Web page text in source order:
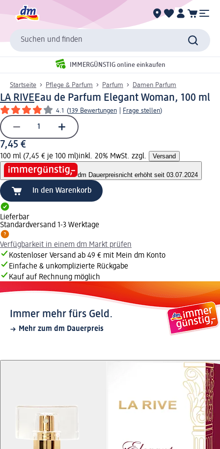
Suchen und finden
IMMERGÜNSTIG online einkaufen
Startseite Pflege & Parfum Parfum Damen Parfum
LA RIVEEau de Parfum Elegant Woman, 100 ml
4.1 (139 Bewertungen Frage stellen)
7,45 €
100 ml (7,45 € je 100 ml)inkl. 20% MwSt. zzgl. Versand
dm Dauerpreisnicht erhöht seit 03.07.2024
In den Warenkorb
Lieferbar
Standardversand 1-3 Werktage
Verfügbarkeit in einem dm Markt prüfen
Kostenloser Versand ab 49 € mit Mein dm Konto
Einfache & unkomplizierte Rückgabe
Kauf auf Rechnung möglich
Immer mehr fürs Geld.
Mehr zum dm Dauerpreis